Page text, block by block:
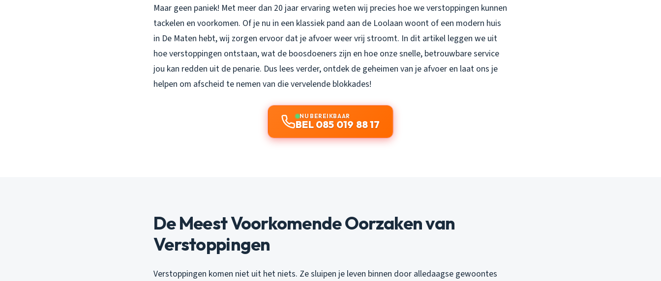
Maar geen paniek! Met meer dan 20 jaar ervaring weten wij precies hoe we verstoppingen kunnen
tackelen en voorkomen. Of je nu in een klassiek pand aan de Loolaan woont of een modern huis
in De Maten hebt, wij zorgen ervoor dat je afvoer weer vrij stroomt. In dit artikel leggen we uit
hoe verstoppingen ontstaan, wat de boosdoeners zijn en hoe onze snelle, betrouwbare service
jou kan redden uit de penarie. Dus lees verder, ontdek de geheimen van je afvoer en laat ons je
helpen om afscheid te nemen van die vervelende blokkades!
NU BEREIKBAAR
BEL 085 019 88 17
De Meest Voorkomende Oorzaken van
Verstoppingen
Verstoppingen komen niet uit het niets. Ze sluipen je leven binnen door alledaagse gewoontes